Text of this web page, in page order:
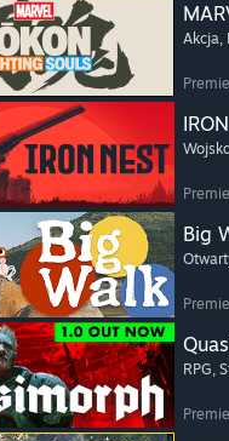
Akcja,
Big
RPG,